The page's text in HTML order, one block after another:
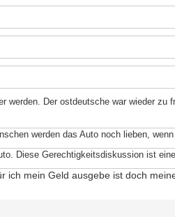
werden. Der ostdeutsche war wieder zu
werden das Auto noch lieben,
Diese Gerechtigkeitsdiskussion ist
ich mein Geld ausgebe ist doch